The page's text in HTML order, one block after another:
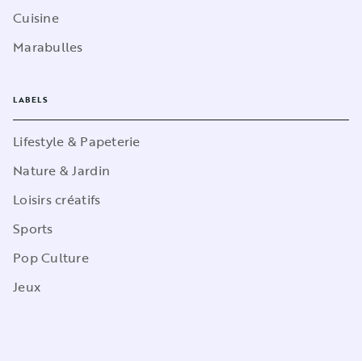
Cuisine
Marabulles
LABELS
Lifestyle & Papeterie
Nature & Jardin
Loisirs créatifs
Sports
Pop Culture
Jeux